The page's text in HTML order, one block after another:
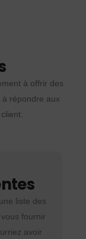
à offrir des
répondre aux
liste des
fournir
avoir